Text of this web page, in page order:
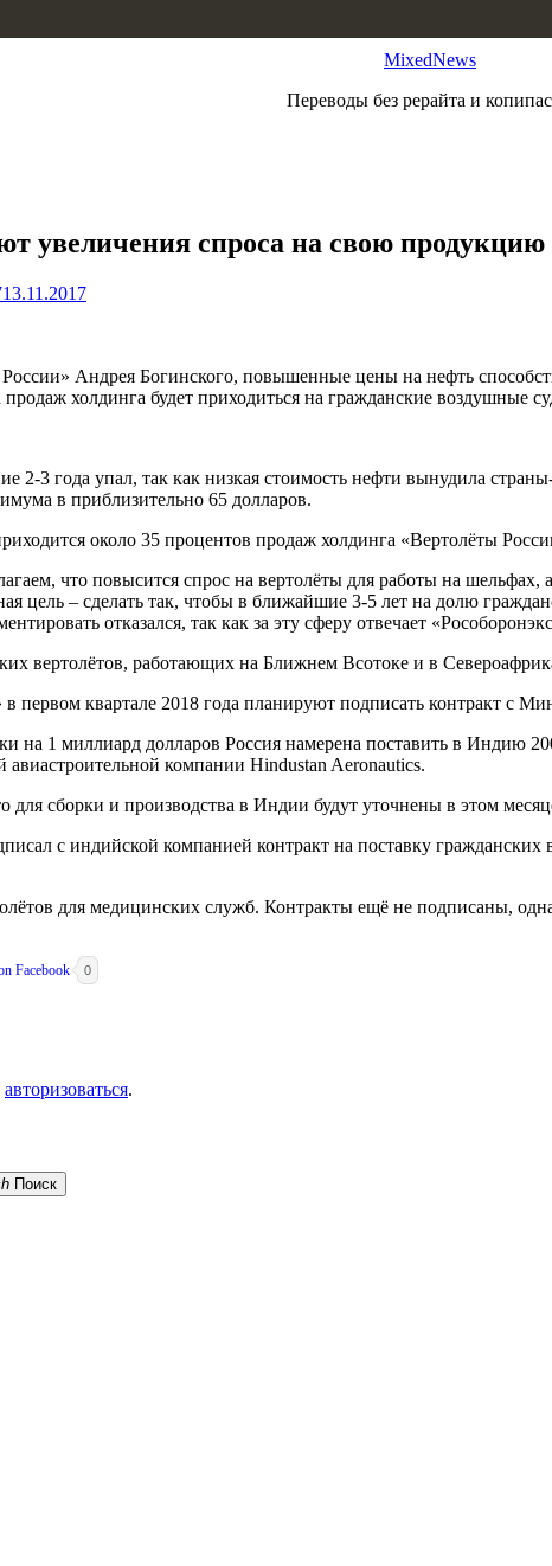
MixedNews
Переводы без рерайта и
увеличения спроса на свою
13.11.2017
Андрея Богинского, повышенные цены на нефть
холдинга будет приходиться на гражданские воздушные
2-3 года упал, так как низкая стоимость нефти вынудила
в приблизительно 65 долларов.
около 35 процентов продаж холдинга «Вертолёты
что повысится спрос на вертолёты для работы на шельфах,
цель – сделать так, чтобы в ближайшие 3-5 лет на долю
отказался, так как за эту сферу отвечает
вертолётов, работающих на Ближнем Всотоке и в
первом квартале 2018 года планируют подписать контракт с
на 1 миллиард долларов Россия намерена поставить в Индию
компании Hindustan Aeronautics.
для сборки и производства в Индии будут уточнены в этом
с индийской компанией контракт на поставку
для медицинских служб. Контракты ещё не подписаны,
0
авторизоваться.
Поиск